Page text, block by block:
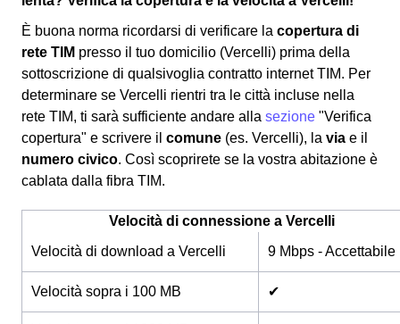
È buona norma ricordarsi di verificare la copertura di
rete TIM presso il tuo domicilio (Vercelli) prima della
sottoscrizione di qualsivoglia contratto internet TIM. Per
determinare se Vercelli rientri tra le città incluse nella
rete TIM, ti sarà sufficiente andare alla sezione "Verifica
copertura" e scrivere il comune (es. Vercelli), la via e il
numero civico. Così scoprirete se la vostra abitazione è
cablata dalla fibra TIM.
Velocità di connessione a Vercelli
Velocità di download a Vercelli
9 Mbps - Accettabile
Velocità sopra i 100 MB ✔